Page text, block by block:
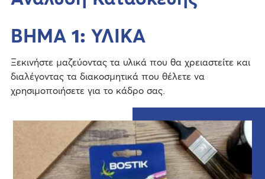
ΒΗΜΑ 1: ΥΛΙΚΑ
Ξεκινήστε μαζεύοντας τα υλικά που θα χρειαστείτε και
διαλέγοντας τα διακοσμητικά που θέλετε να
χρησιμοποιήσετε για το κάδρο σας.